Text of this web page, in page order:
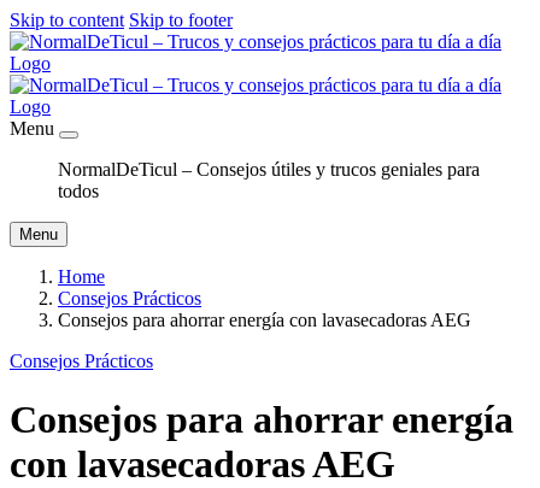
Skip to content Skip to footer
Menu
NormalDeTicul – Consejos útiles y trucos geniales para
todos
Menu
Home
Consejos Prácticos
Consejos para ahorrar energía con lavasecadoras AEG
Consejos Prácticos
Consejos para ahorrar energía
con lavasecadoras AEG